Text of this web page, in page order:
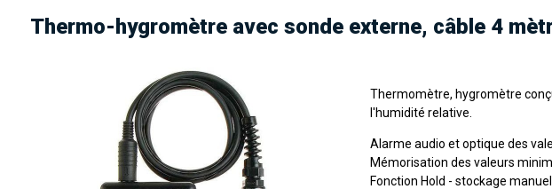
Thermo-hygromètre avec sonde externe, câble 4
Thermomètre, hygromètre
l'humidité relative.
Alarme audio et optique des
Mémorisation des valeurs
Fonction Hold - stockage